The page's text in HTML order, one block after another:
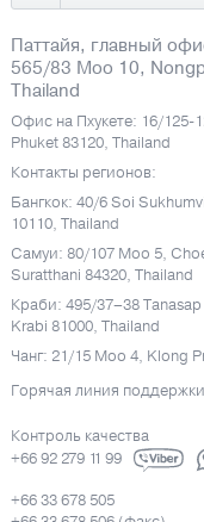
Паттайя, главный
565/83 Moo 10,
Thailand
Офис на Пхукете: 16/125-
Phuket 83120, Thailand
Контакты регионов:
Бангкок: 40/6 Soi
10110, Thailand
Самуи: 80/107 Moo 5,
Suratthani 84320, Thailand
Краби: 495/37–38
Krabi 81000, Thailand
Чанг: 21/15 Moo 4, Klong
Горячая линия
Контроль качества
+66 92 279 11 99
+66 33 678 505